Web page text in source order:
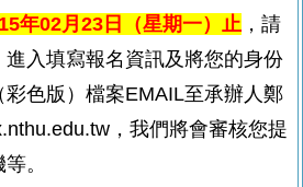
年02月23日（星期一）止 ，請
入填寫報名資訊及將您的身份
色版）檔案EMAIL至承辦人鄭
，我們將會審核您提
。